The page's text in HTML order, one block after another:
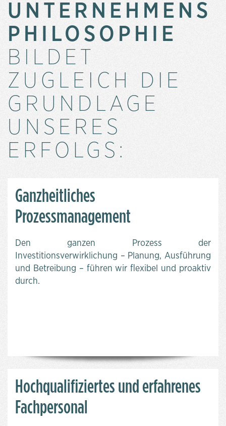
UNTERNEHMENS
PHILOSOPHIE
BILDET
ZUGLEICH DIE
GRUNDLAGE
UNSERES
ERFOLGS:
Ganzheitliches
Prozessmanagement
Den ganzen Prozess der
Investitionsverwirklichung – Planung, Ausführung
und Betreibung – führen wir flexibel und proaktiv
durch.
Hochqualifiziertes und erfahrenes
Fachpersonal